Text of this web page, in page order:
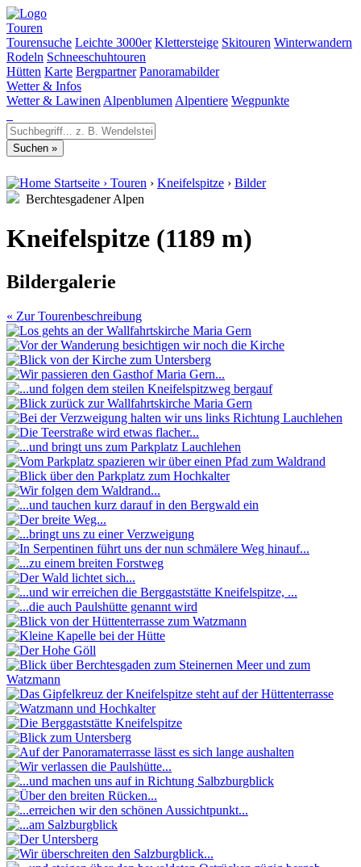
Touren
Tourensuche Leichte 3000er Klettersteige Skitouren Winterwandern
Rodeln Schneeschuhtouren
Hütten Karte Bergpartner Panoramabilder
Wetter & Infos
Wetter & Lawinen Alpenblumen Alpentiere Wegpunkte
Startseite › Touren › Kneifelspitze › Bilder
Berchtesgadener Alpen
Kneifelspitze (1189 m)
Bildergalerie
« Zur Tourenbeschreibung